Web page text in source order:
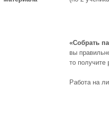
«Собрать
вы
то получите
Работа на